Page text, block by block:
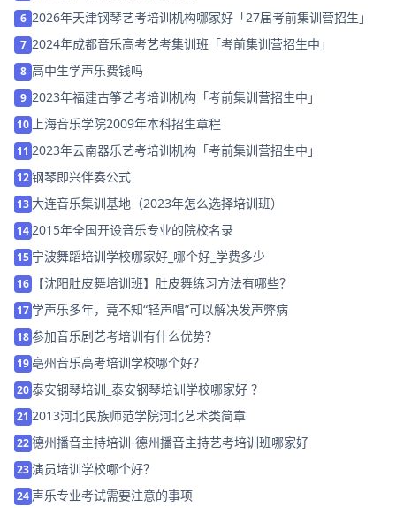
6 2026年天津钢琴艺考培训机构哪家好「27届考前集训营招生」
7 2024年成都音乐高考艺考集训班「考前集训营招生中」
8 高中生学声乐费钱吗
9 2023年福建古筝艺考培训机构「考前集训营招生中」
10 上海音乐学院2009年本科招生章程
11 2023年云南器乐艺考培训机构「考前集训营招生中」
12钢琴即兴伴奏公式
13大连音乐集训基地（2023年怎么选择培训班）
142015年全国开设音乐专业的院校名录
15 宁波舞蹈培训学校哪家好_哪个好_学费多少
16 【沈阳肚皮舞培训班】肚皮舞练习方法有哪些？
17学声乐多年，竟不知“轻声唱”可以解决发声弊病
18参加音乐剧艺考培训有什么优势？
19 亳州音乐高考培训学校哪个好？
20泰安钢琴培训_泰安钢琴培训学校哪家好 ？
21 2013河北民族师范学院河北艺术类简章
22德州播音主持培训-德州播音主持艺考培训班哪家好
23演员培训学校哪个好？
24 声乐专业考试需要注意的事项